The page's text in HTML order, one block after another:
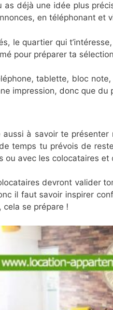
déjà une idée plus
en téléphonant et
le quartier qui
pour préparer ta
tablette, bloc
impression, donc que du
à savoir te
temps tu prévois de
avec les colocataires et
devront valider
il faut savoir inspirer
se prépare !